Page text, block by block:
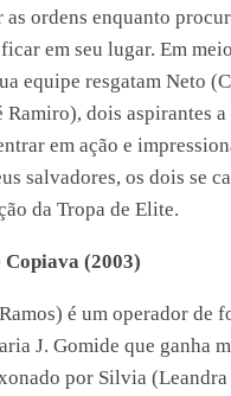
ordens enquanto
em seu lugar. Em
equipe resgatam Neto
dois aspirantes
em ação e
salvadores, os dois se
da Tropa de Elite.
Copiava (2003)
é um operador de
J. Gomide que ganha
por Silvia